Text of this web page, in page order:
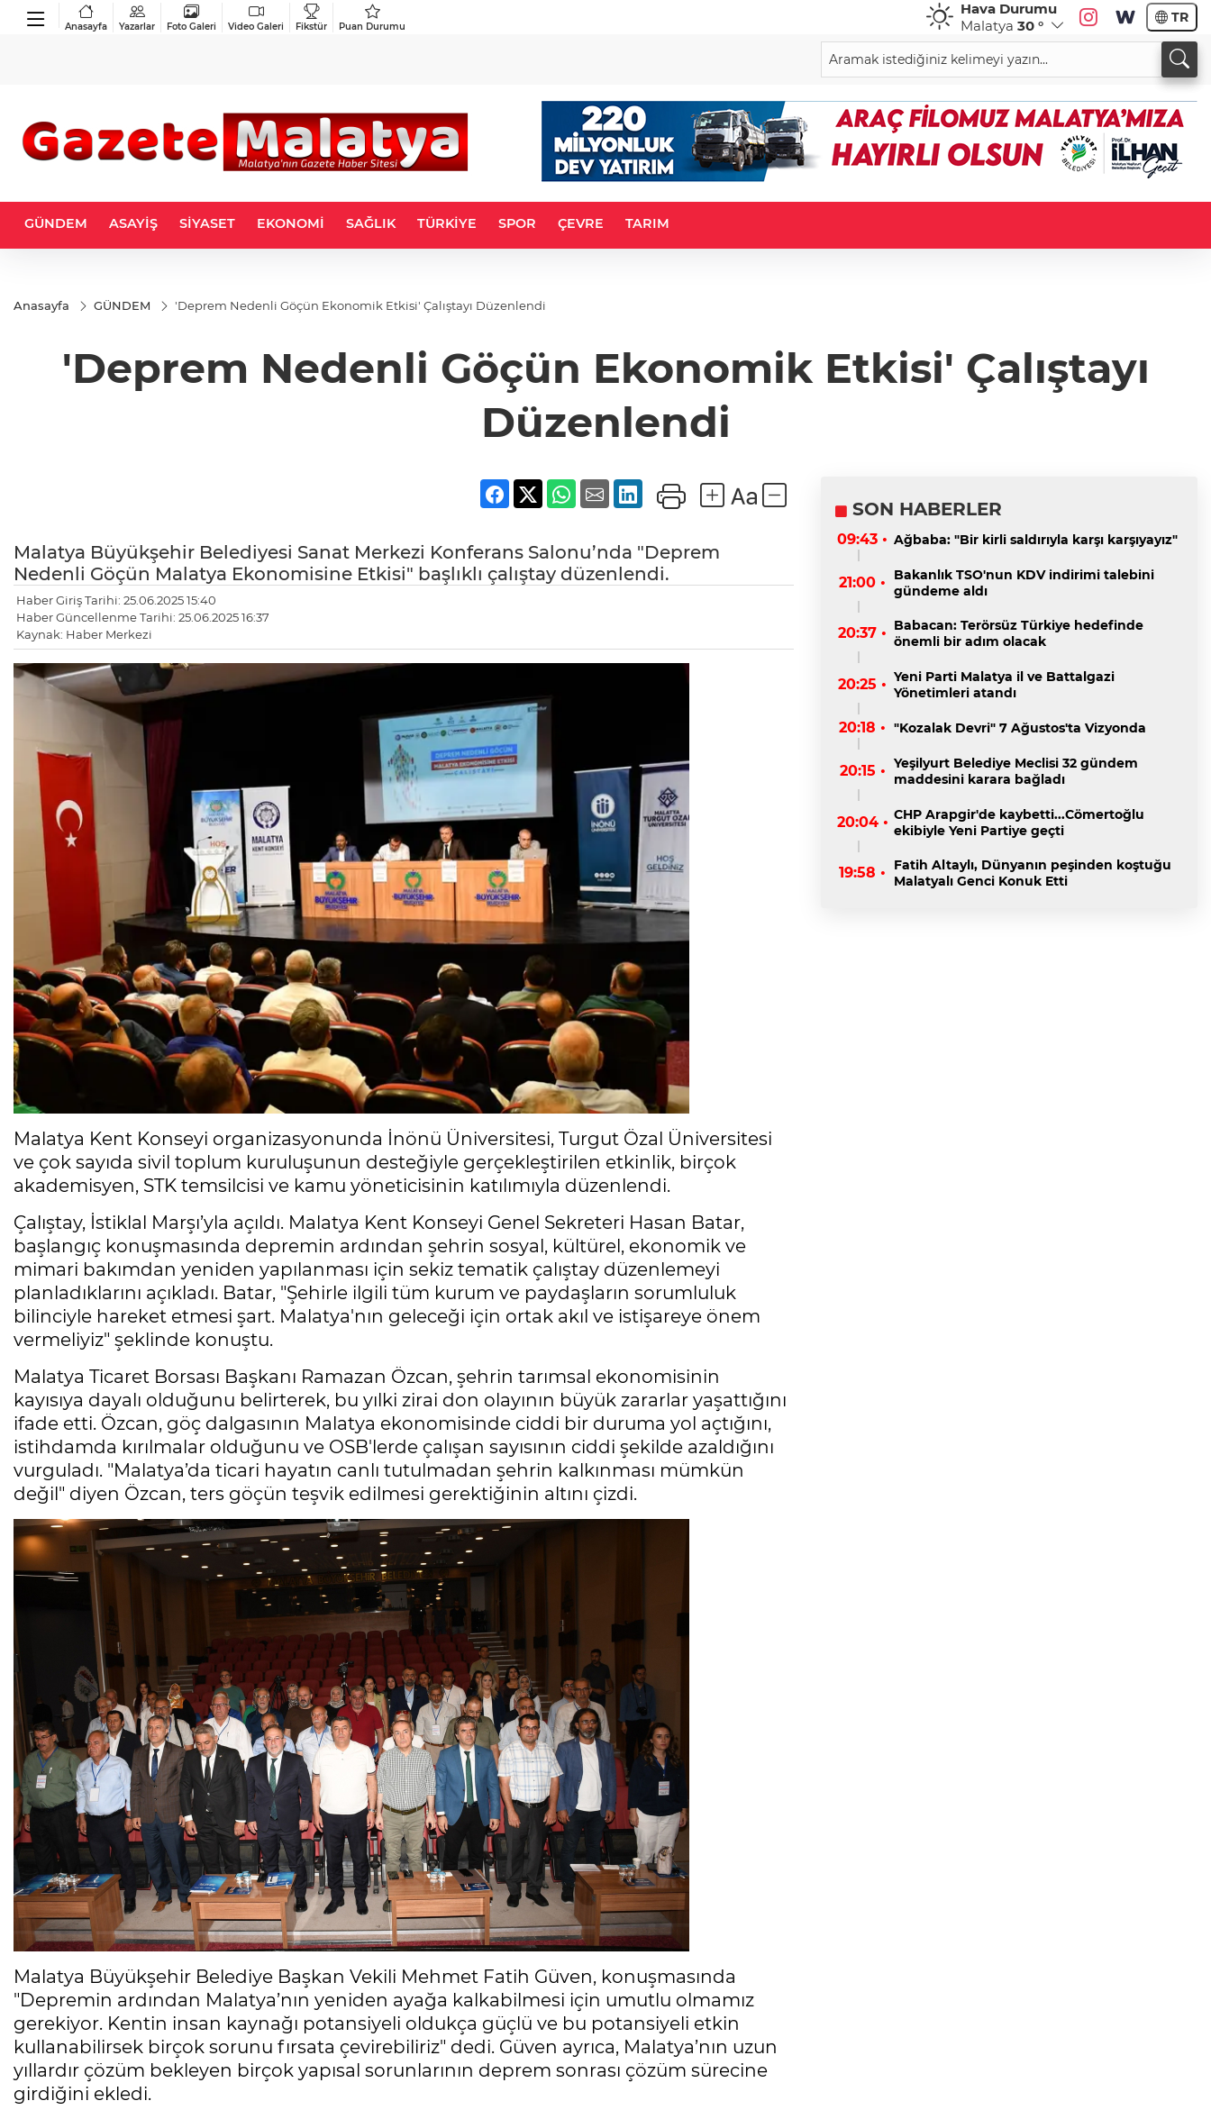
Anasayfa Yazarlar Foto Galeri Video Galeri Fikstür Puan Durumu
Hava Durumu
Malatya 30 ° TR
GÜNDEM ASAYİŞ SİYASET EKONOMİ SAĞLIK TÜRKİYE SPOR ÇEVRE TARIM
Anasayfa GÜNDEM 'Deprem Nedenli Göçün Ekonomik Etkisi' Çalıştayı Düzenlendi
'Deprem Nedenli Göçün Ekonomik Etkisi' Çalıştayı
Düzenlendi
Malatya Büyükşehir Belediyesi Sanat Merkezi Konferans Salonu’nda "Deprem
Nedenli Göçün Malatya Ekonomisine Etkisi" başlıklı çalıştay düzenlendi.
Haber Giriş Tarihi: 25.06.2025 15:40
Haber Güncellenme Tarihi: 25.06.2025 16:37
Kaynak: Haber Merkezi
Malatya Kent Konseyi organizasyonunda İnönü Üniversitesi, Turgut Özal Üniversitesi
ve çok sayıda sivil toplum kuruluşunun desteğiyle gerçekleştirilen etkinlik, birçok
akademisyen, STK temsilcisi ve kamu yöneticisinin katılımıyla düzenlendi.
Çalıştay, İstiklal Marşı’yla açıldı. Malatya Kent Konseyi Genel Sekreteri Hasan Batar,
başlangıç konuşmasında depremin ardından şehrin sosyal, kültürel, ekonomik ve
mimari bakımdan yeniden yapılanması için sekiz tematik çalıştay düzenlemeyi
planladıklarını açıkladı. Batar, "Şehirle ilgili tüm kurum ve paydaşların sorumluluk
bilinciyle hareket etmesi şart. Malatya'nın geleceği için ortak akıl ve istişareye önem
vermeliyiz" şeklinde konuştu.
Malatya Ticaret Borsası Başkanı Ramazan Özcan, şehrin tarımsal ekonomisinin
kayısıya dayalı olduğunu belirterek, bu yılki zirai don olayının büyük zararlar yaşattığını
ifade etti. Özcan, göç dalgasının Malatya ekonomisinde ciddi bir duruma yol açtığını,
istihdamda kırılmalar olduğunu ve OSB'lerde çalışan sayısının ciddi şekilde azaldığını
vurguladı. "Malatya’da ticari hayatın canlı tutulmadan şehrin kalkınması mümkün
değil" diyen Özcan, ters göçün teşvik edilmesi gerektiğinin altını çizdi.
Malatya Büyükşehir Belediye Başkan Vekili Mehmet Fatih Güven, konuşmasında
"Depremin ardından Malatya’nın yeniden ayağa kalkabilmesi için umutlu olmamız
gerekiyor. Kentin insan kaynağı potansiyeli oldukça güçlü ve bu potansiyeli etkin
kullanabilirsek birçok sorunu fırsata çevirebiliriz" dedi. Güven ayrıca, Malatya’nın uzun
yıllardır çözüm bekleyen birçok yapısal sorunlarının deprem sonrası çözüm sürecine
girdiğini ekledi.
SON HABERLER
09:43 • Ağbaba: "Bir kirli saldırıyla karşı karşıyayız"
21:00 •
Bakanlık TSO'nun KDV indirimi talebini
gündeme aldı
20:37 • Babacan: Terörsüz Türkiye hedefinde
önemli bir adım olacak
20:25 • Yeni Parti Malatya il ve Battalgazi
Yönetimleri atandı
20:18 • "Kozalak Devri" 7 Ağustos'ta Vizyonda
20:15 • Yeşilyurt Belediye Meclisi 32 gündem
maddesini karara bağladı
20:04 • CHP Arapgir'de kaybetti...Cömertoğlu
ekibiyle Yeni Partiye geçti
19:58 •
Fatih Altaylı, Dünyanın peşinden koştuğu
Malatyalı Genci Konuk Etti